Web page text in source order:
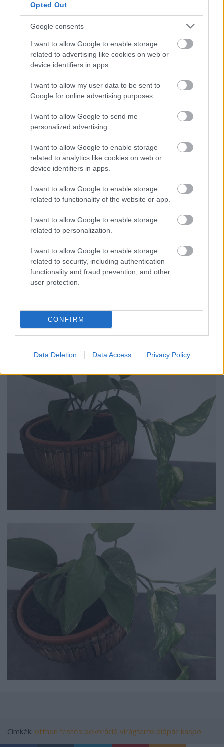
Opted Out
Google consents
I want to allow Google to enable storage
related to advertising like cookies on web or
device identifiers in apps.
I want to allow my user data to be sent to
Google for online advertising purposes.
I want to allow Google to send me
personalized advertising.
I want to allow Google to enable storage
related to analytics like cookies on web or
device identifiers in apps.
I want to allow Google to enable storage
related to functionality of the website or app.
I want to allow Google to enable storage
related to personalization.
I want to allow Google to enable storage
related to security, including authentication
functionality and fraud prevention, and other
user protection.
CONFIRM
Data Deletion Data Access Privacy Policy
Címkék: otthon festés dekoráció virágtartó diópác kaspó